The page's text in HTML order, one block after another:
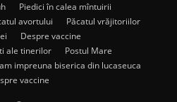
Piedici în calea mîntuirii
avortului
Păcatul vrăjitoriilor
Despre vaccine
ale tinerilor
Postul Mare
impreuna biserica din lucaseuca
vaccine